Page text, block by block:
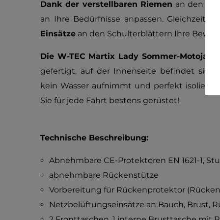
Dank der verstellbaren Riemen an den
an Ihre Bedürfnisse anpassen. Gleichzeitig
Einsätze an den Schulterblättern Ihre
Die W-TEC Martix Lady Sommer-Motojacke
gefertigt, auf der Innenseite befindet sich
kein Wasser aufnimmt und perfekt isoliert.
Sie für jede Fahrt bestens gerüstet!
Technische Beschreibung:
Abnehmbare CE-Protektoren EN 1621-1,
abnehmbare Rückenstütze
Vorbereitung für Rückenprotektor
Netzbelüftungseinsätze an Bauch, Brust,